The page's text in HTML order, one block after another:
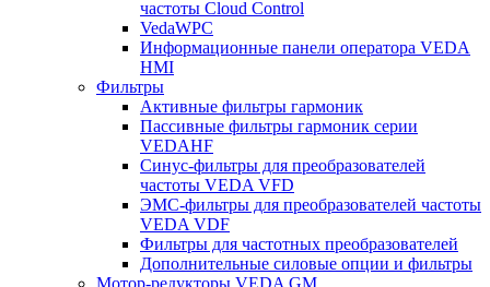
частоты Cloud Control
VedaWPC
Информационные панели оператора VEDA
HMI
Фильтры
Активные фильтры гармоник
Пассивные фильтры гармоник серии
VEDAHF
Синус-фильтры для преобразователей
частоты VEDA VFD
ЭМС-фильтры для преобразователей частоты
VEDA VDF
Фильтры для частотных преобразователей
Дополнительные силовые опции и фильтры
Мотор-редукторы VEDA GM